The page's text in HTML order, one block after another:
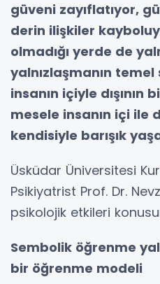
güveni zayıflatıyor,
derin ilişkiler
olmadığı yerde de
yalnızlaşmanın
insanın içiyle dışının
mesele insanın içi ile
kendisiyle barışık
Üsküdar Üniversitesi
Psikiyatrist Prof. Dr.
psikolojik etkileri
Sembolik öğrenme
bir öğrenme modeli